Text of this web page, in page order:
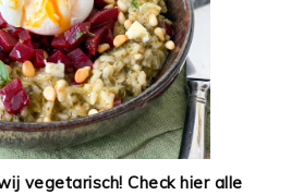
vegetarisch! Check hier alle